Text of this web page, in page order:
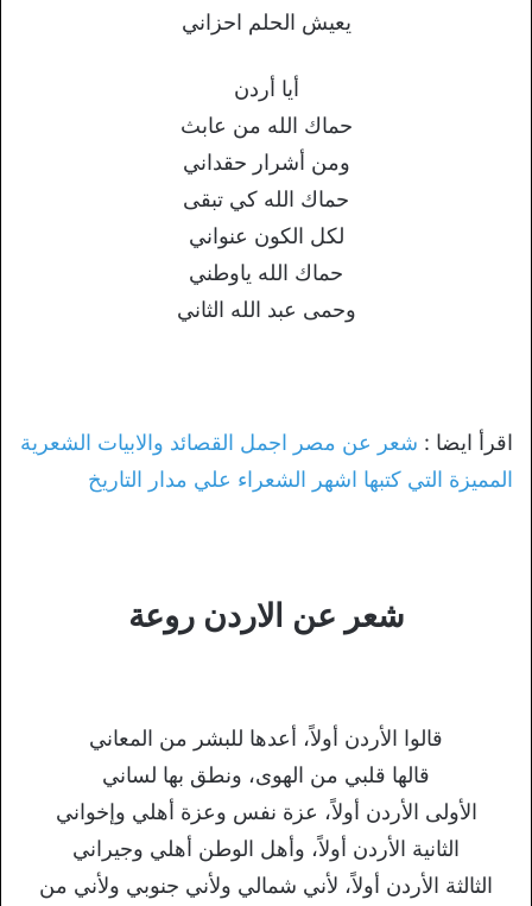
يعيش الحلم احزاني
أيا أردن
حماك الله من عابث
ومن أشرار حقداني
حماك الله كي تبقى
لكل الكون عنواني
حماك الله ياوطني
وحمى عبد الله الثاني
اقرأ ايضا : شعر عن مصر اجمل القصائد والابيات الشعرية
المميزة التي كتبها اشهر الشعراء علي مدار التاريخ
شعر عن الاردن روعة
قالوا الأردن أولاً، أعدها للبشر من المعاني
قالها قلبي من الهوى، ونطق بها لساني
الأولى الأردن أولاً، عزة نفس وعزة أهلي وإخواني
الثانية الأردن أولاً، وأهل الوطن أهلي وجيراني
الثالثة الأردن أولاً، لأني شمالي ولأني جنوبي ولأني من